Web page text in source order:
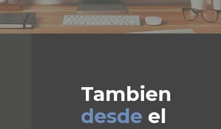
Tambien
desde el